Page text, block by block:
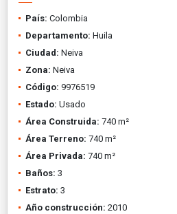
País: Colombia
Departamento: Huila
Ciudad: Neiva
Zona: Neiva
Código: 9976519
Estado: Usado
Área Construida: 740 m²
Área Terreno: 740 m²
Área Privada: 740 m²
Baños: 3
Estrato: 3
Año construcción: 2010